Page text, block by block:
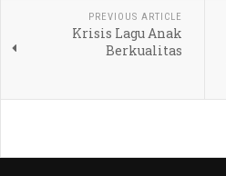
PREVIOUS ARTICLE
Krisis Lagu Anak
Berkualitas